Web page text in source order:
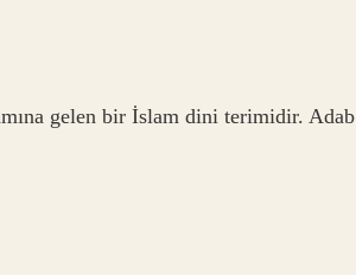
gelen bir İslam dini terimidir. Adab